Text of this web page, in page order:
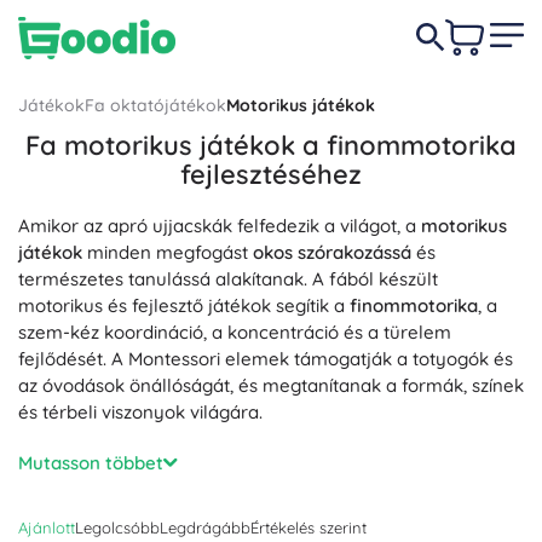
JátékokFa oktatójátékokMotorikus játékok
Fa motorikus játékok a finommotorika
fejlesztéséhez
Amikor az apró ujjacskák felfedezik a világot, a motorikus
játékok minden megfogást okos szórakozássá és
természetes tanulássá alakítanak. A fából készült
motorikus és fejlesztő játékok segítik a finommotorika, a
szem-kéz koordináció, a koncentráció és a türelem
fejlődését. A Montessori elemek támogatják a totyogók és
az óvodások önállóságát, és megtanítanak a formák, színek
és térbeli viszonyok világára.
E kategóriában találsz motorikus kockákat,
drótlabirintusokat gyöngyökkel, bedobós és válogató
és reteszeket, kalapálós játékokat és kirakókat – mindent
Mutasson többet
AjánlottLegolcsóbbLegdrágábbÉrtékelés szerint